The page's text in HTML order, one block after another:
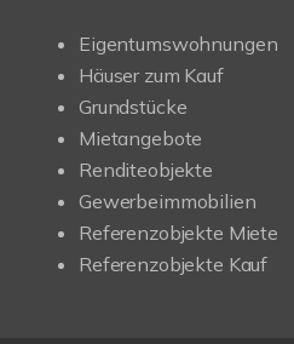
Eigentumswohnungen
Häuser zum Kauf
Grundstücke
Mietangebote
Renditeobjekte
Gewerbeimmobilien
Referenzobjekte Miete
Referenzobjekte Kauf